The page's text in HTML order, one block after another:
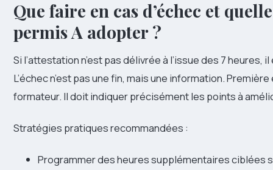
Que faire en cas d’échec et
permis A adopter ?
Si l’attestation n’est pas délivrée à l’issue des 7
L’échec n’est pas une fin, mais une information.
formateur. Il doit indiquer précisément les points à
Stratégies pratiques recommandées :
Programmer des heures supplémentaires